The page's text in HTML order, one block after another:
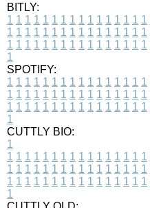
BITLY:
1 1 1 1 1 1 1 1 1 1 1 1 1 1 1 1
1 1 1 1 1 1 1 1 1 1 1 1 1 1 1 1
1 1 1 1 1 1 1 1 1 1 1 1 1 1 1 1
1
SPOTIFY:
1 1 1 1 1 1 1 1 1 1 1 1 1 1 1 1
1 1 1 1 1 1 1 1 1 1 1 1 1 1 1 1
1 1 1 1 1 1 1 1 1 1 1 1 1 1 1 1
1
CUTTLY BIO:
1
1 1 1 1 1 1 1 1 1 1 1 1 1 1 1 1
1 1 1 1 1 1 1 1 1 1 1 1 1 1 1 1
1 1 1 1 1 1 1 1 1 1 1 1 1 1 1 1
1